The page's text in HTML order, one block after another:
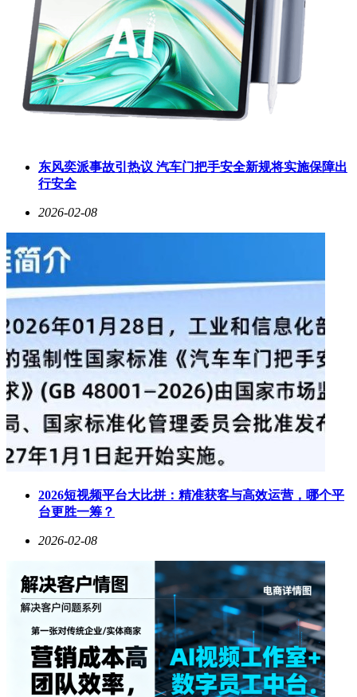
东风奕派事故引热议 汽车门把手安全新规将实施保障出
行安全
2026-02-08
2026短视频平台大比拼：精准获客与高效运营，哪个平
台更胜一筹？
2026-02-08